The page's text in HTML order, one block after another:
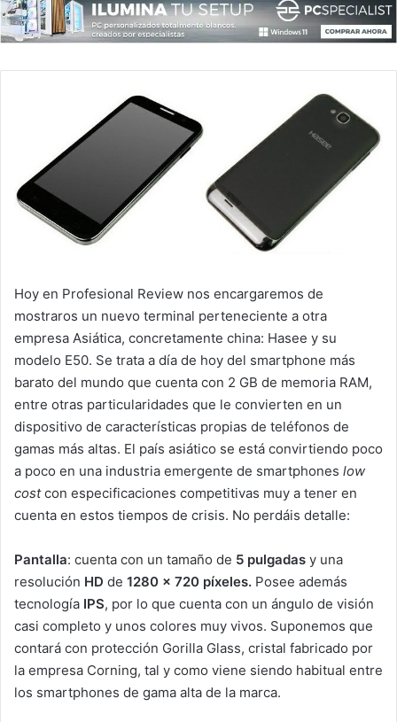
Hoy en Profesional Review nos encargaremos de
mostraros un nuevo terminal perteneciente a otra
empresa Asiática, concretamente china: Hasee y su
modelo E50. Se trata a día de hoy del smartphone más
barato del mundo que cuenta con 2 GB de memoria RAM,
entre otras particularidades que le convierten en un
dispositivo de características propias de teléfonos de
gamas más altas. El país asiático se está convirtiendo poco
a poco en una industria emergente de smartphones low
costcon especificaciones competitivas muy a tener en
cuenta en estos tiempos de crisis. No perdáis detalle:
Pantalla: cuenta con un tamaño de 5 pulgadas y una
resolución HD de 1280 x 720 píxeles. Posee además
tecnología IPS, por lo que cuenta con un ángulo de visión
casi completo y unos colores muy vivos. Suponemos que
contará con protección Gorilla Glass, cristal fabricado por
la empresa Corning, tal y como viene siendo habitual entre
los smartphones de gama alta de la marca.